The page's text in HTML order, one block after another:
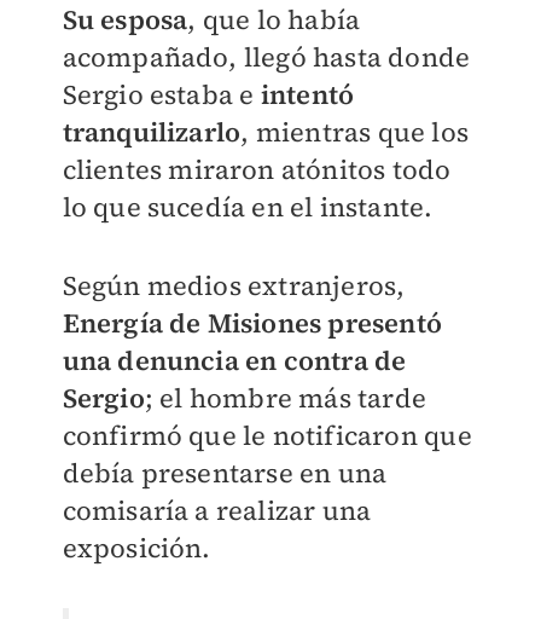
Su esposa, que lo había
acompañado, llegó hasta donde
Sergio estaba e intentó
tranquilizarlo, mientras que los
clientes miraron atónitos todo
lo que sucedía en el instante.
Según medios extranjeros,
Energía de Misiones presentó
una denuncia en contra de
Sergio; el hombre más tarde
confirmó que le notificaron que
debía presentarse en una
comisaría a realizar una
exposición.